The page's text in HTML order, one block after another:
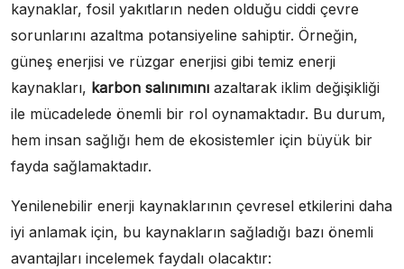
kaynaklar, fosil yakıtların neden olduğu ciddi çevre
sorunlarını azaltma potansiyeline sahiptir. Örneğin,
güneş enerjisi ve rüzgar enerjisi gibi temiz enerji
kaynakları, karbon salınımını azaltarak iklim değişikliği
ile mücadelede önemli bir rol oynamaktadır. Bu durum,
hem insan sağlığı hem de ekosistemler için büyük bir
fayda sağlamaktadır.
Yenilenebilir enerji kaynaklarının çevresel etkilerini daha
iyi anlamak için, bu kaynakların sağladığı bazı önemli
avantajları incelemek faydalı olacaktır: